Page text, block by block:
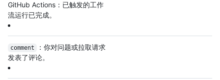
GitHub Actions：已触发的工作
流运行已完成。
comment
：你对问题或拉取请求
发表了评论。